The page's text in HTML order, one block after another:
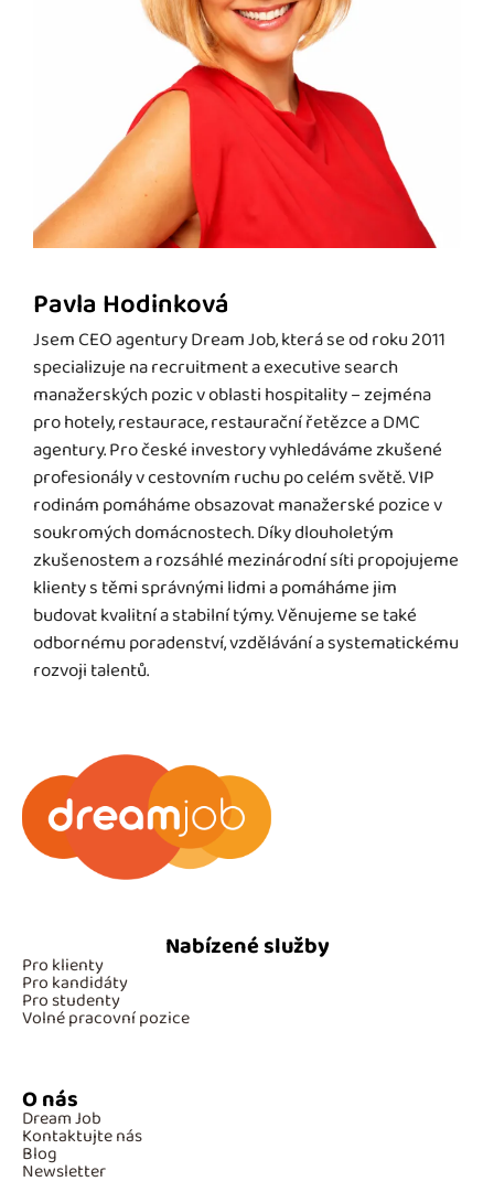
Pavla Hodinková
Jsem CEO agentury Dream Job, která se od roku 2011
specializuje na recruitment a executive search
manažerských pozic v oblasti hospitality – zejména
pro hotely, restaurace, restaurační řetězce a DMC
agentury. Pro české investory vyhledáváme zkušené
profesionály v cestovním ruchu po celém světě. VIP
rodinám pomáháme obsazovat manažerské pozice v
soukromých domácnostech. Díky dlouholetým
zkušenostem a rozsáhlé mezinárodní síti propojujeme
klienty s těmi správnými lidmi a pomáháme jim
budovat kvalitní a stabilní týmy. Věnujeme se také
odbornému poradenství, vzdělávání a systematickému
rozvoji talentů.
Nabízené služby
Pro klienty
Pro kandidáty
Pro studenty
Volné pracovní pozice
O nás
Dream Job
Kontaktujte nás
Blog
Newsletter